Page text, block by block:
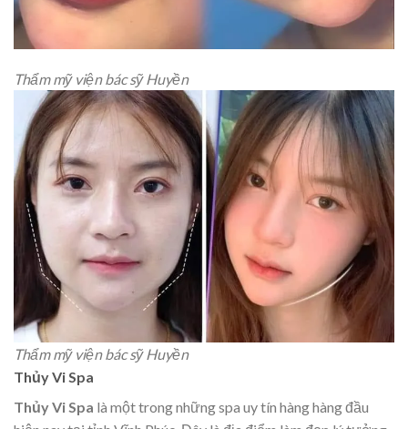
Thẩm mỹ viện bác sỹ Huyền
Thẩm mỹ viện bác sỹ Huyền
Thủy Vi Spa
Thủy Vi Spa là một trong những spa uy tín hàng hàng đầu